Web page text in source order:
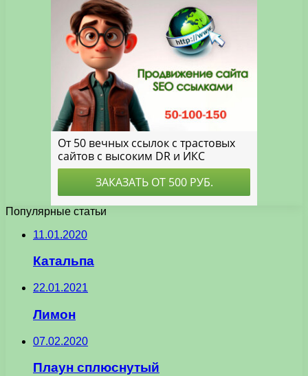
Популярные статьи
11.01.2020
Катальпа
22.01.2021
Лимон
07.02.2020
Плаун сплюснутый